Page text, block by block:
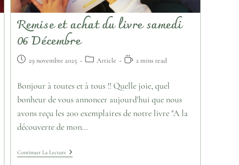
Remise et achat du livre samedi
06 Décembre
29 novembre 2025 Article 2 mins read
Bonjour à toutes et à tous !! Quelle joie, quel
bonheur de vous annoncer aujourd'hui que nous
avons reçu les 200 exemplaires de notre livre "A la
découverte de mon…
Continuer La Lecture